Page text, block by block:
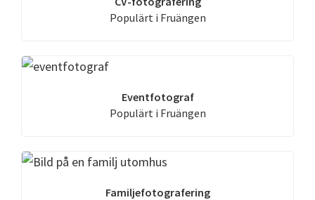
Populärt i Fruängen
Eventfotograf
Populärt i Fruängen
Familjefotografering